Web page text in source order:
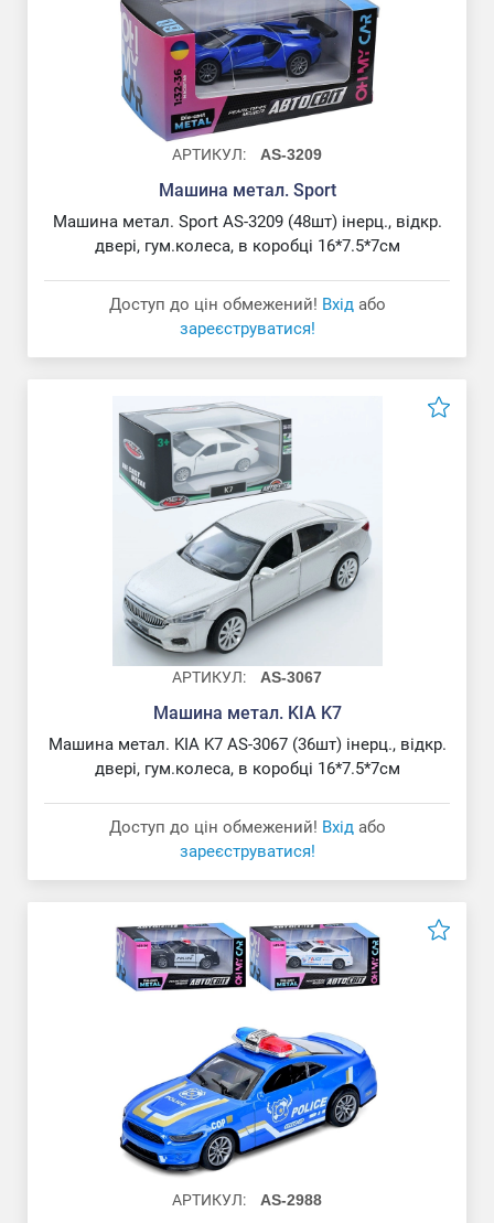
АРТИКУЛ: AS-3209
Машина метал. Sport
Машина метал. Sport AS-3209 (48шт) інерц., відкр.
двері, гум.колеса, в коробці 16*7.5*7см
Доступ до цін обмежений! Вхід або
зареєструватися!
АРТИКУЛ: AS-3067
Машина метал. KIA K7
Машина метал. KIA K7 AS-3067 (36шт) інерц., відкр.
двері, гум.колеса, в коробці 16*7.5*7см
Доступ до цін обмежений! Вхід або
зареєструватися!
АРТИКУЛ: AS-2988
Машина метал. Toyota Land Cruiser
Машина пласт. MB G-Class